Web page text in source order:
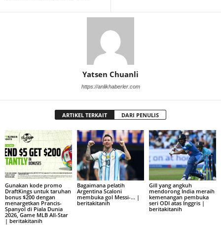
Yatsen Chuanli
https://anlikhaberler.com
ARTIKEL TERKAIT DARI PENULIS
Gunakan kode promo
DraftKings untuk taruhan
bonus $200 dengan
menargetkan Prancis-
Spanyol di Piala Dunia
2026, Game MLB All-Star
| beritakitanih
Bagaimana pelatih
Argentina Scaloni
membuka gol Messi-… |
beritakitanih
Gill yang angkuh
mendorong India meraih
kemenangan pembuka
seri ODI atas Inggris |
beritakitanih